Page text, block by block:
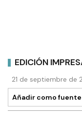
EDICIÓN
21 de septiembre de
Añadir como fuente